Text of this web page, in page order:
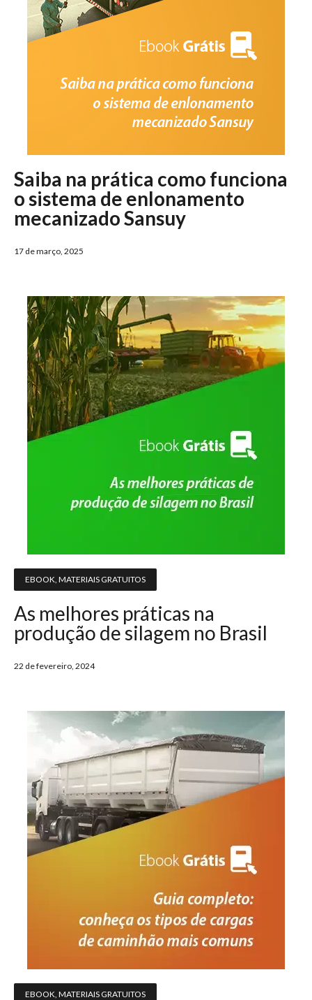
Saiba na prática como funciona
o sistema de enlonamento
mecanizado Sansuy
17 de março, 2025
EBOOK MATERIAIS GRATUITOS
As melhores práticas na
produção de silagem no Brasil
22 de fevereiro, 2024
EBOOK MATERIAIS GRATUITOS